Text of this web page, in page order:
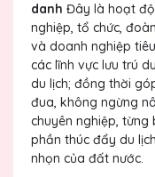
danh Đây là hoạt
nghiệp, tổ chức,
và doanh nghiệp
các lĩnh vực lưu trú
du lịch; đồng thời
đua, không ngừng
chuyên nghiệp,
phần thúc đẩy du
nhọn của đất nước.